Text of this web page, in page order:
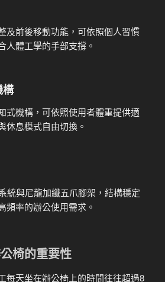
及前後移動功能，可依照個人習慣
人體工學的手部支撐。
構
式機構，可依照使用者體重提供適
休息模式自由切換。
統與尼龍加纖五爪腳架，結構穩定
頻率的辦公使用需求。
椅的重要性
每天坐在辦公椅上的時間往往超過8